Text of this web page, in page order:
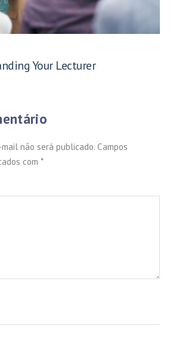
Your Lecturer
não será publicado. Campos
com*